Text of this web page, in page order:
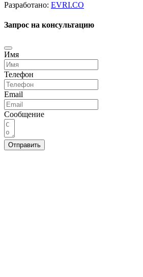
Разработано: EVRI.CO
Запрос на консультацию
Имя
Телефон
Email
Сообщение
Отправить